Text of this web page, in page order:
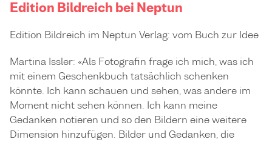
Edition Bildreich bei Neptun
Edition Bildreich im Neptun Verlag: vom Buch zur Idee
Martina Issler: «Als Fotografin frage ich mich, was ich
mit einem Geschenkbuch tatsächlich schenken
könnte. Ich kann schauen und sehen, was andere im
Moment nicht sehen können. Ich kann meine
Gedanken notieren und so den Bildern eine weitere
Dimension hinzufügen. Bilder und Gedanken, die